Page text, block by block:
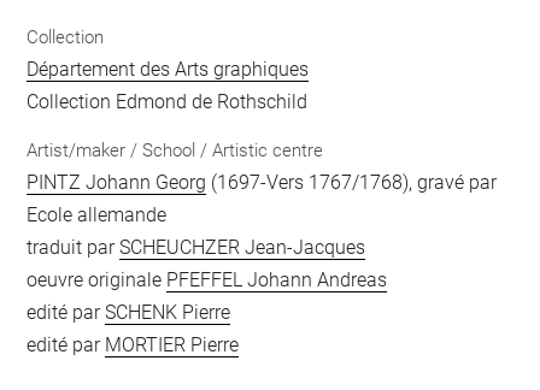
Collection
Département des Arts graphiques
Collection Edmond de Rothschild
Artist/maker / School / Artistic centre
PINTZ Johann Georg (1697-Vers 1767/1768), gravé par
Ecole allemande
traduit parSCHEUCHZER Jean-Jacques
oeuvre originale PFEFFEL Johann Andreas
edité parSCHENK Pierre
edité par MORTIER Pierre